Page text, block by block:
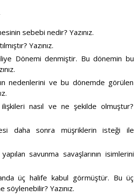
sebebi nedir? Yazınız.
Yazınız.
Dönemi denmiştir. Bu dönemin bu
nedenlerini ve bu dönemde görülen
nasıl ve ne şekilde olmuştur?
daha sonra müşriklerin isteği ile
savunma savaşlarının isimlerini
üç halife kabul görmüştür. Bu üç
söylenebilir? Yazınız.